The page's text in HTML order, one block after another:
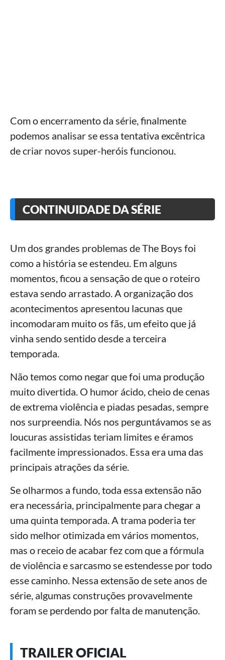
Com o encerramento da série, finalmente
podemos analisar se essa tentativa excêntrica
de criar novos super-heróis funcionou.
CONTINUIDADE DA SÉRIE
Um dos grandes problemas de The Boys foi
como a história se estendeu. Em alguns
momentos, ficou a sensação de que o roteiro
estava sendo arrastado. A organização dos
acontecimentos apresentou lacunas que
incomodaram muito os fãs, um efeito que já
vinha sendo sentido desde a terceira
temporada.
Não temos como negar que foi uma produção
muito divertida. O humor ácido, cheio de cenas
de extrema violência e piadas pesadas, sempre
nos surpreendia. Nós nos perguntávamos se as
loucuras assistidas teriam limites e éramos
facilmente impressionados. Essa era uma das
principais atrações da série.
Se olharmos a fundo, toda essa extensão não
era necessária, principalmente para chegar a
uma quinta temporada. A trama poderia ter
sido melhor otimizada em vários momentos,
mas o receio de acabar fez com que a fórmula
de violência e sarcasmo se estendesse por todo
esse caminho. Nessa extensão de sete anos de
série, algumas construções provavelmente
foram se perdendo por falta de manutenção.
TRAILER OFICIAL